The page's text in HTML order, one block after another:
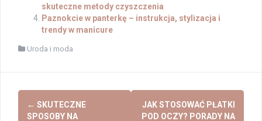
skuteczne metody czyszczenia
Paznokcie w panterkę – instrukcja, stylizacja i
trendy w manicure
Uroda i moda
Post
← SKUTECZNE
SPOSOBY NA
JAK STOSOWAĆ PŁATKI
POD OCZY? PORADY NA